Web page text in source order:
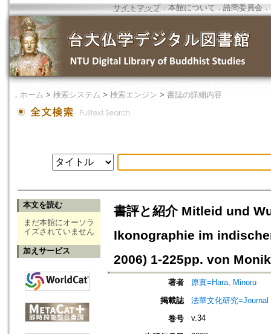
サイトマップ．本館について ． 諮問委員会 ．
． ホーム > 検索システム > 検索エンジン > 書誌の詳細内容
本文を読む
まだ本館にオーソラ
イズされていません
加えサービス
書評と紹介 Mitleid und
Ikonographie im
2006) 1-225pp. von
著者
原實=Hara, Minoru
掲載誌
法華文化研究
巻号
v.34